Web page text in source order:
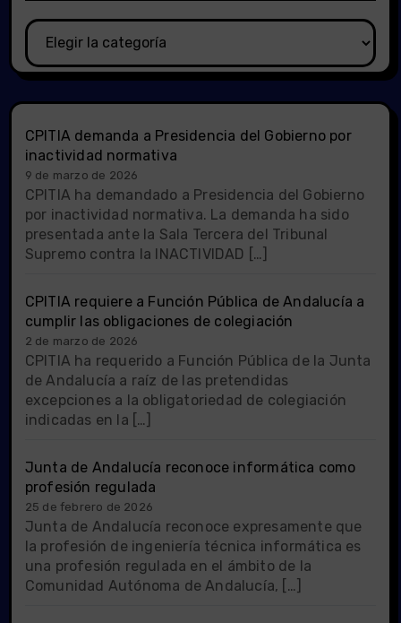
Categorías
CPITIA demanda a Presidencia del Gobierno por
inactividad normativa
9 de marzo de 2026
CPITIA ha demandado a Presidencia del Gobierno
por inactividad normativa. La demanda ha sido
presentada ante la Sala Tercera del Tribunal
Supremo contra la INACTIVIDAD […]
CPITIA requiere a Función Pública de Andalucía a
cumplir las obligaciones de colegiación
2 de marzo de 2026
CPITIA ha requerido a Función Pública de la Junta
de Andalucía a raíz de las pretendidas
excepciones a la obligatoriedad de colegiación
indicadas en la […]
Junta de Andalucía reconoce informática como
profesión regulada
25 de febrero de 2026
Junta de Andalucía reconoce expresamente que
la profesión de ingeniería técnica informática es
una profesión regulada en el ámbito de la
Comunidad Autónoma de Andalucía, […]